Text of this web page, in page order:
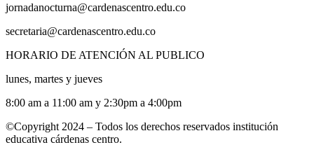
jornadanocturna@cardenascentro.edu.co
secretaria@cardenascentro.edu.co
HORARIO DE ATENCIÓN AL PUBLICO
lunes, martes y jueves
8:00 am a 11:00 am y 2:30pm a 4:00pm
©Copyright 2024 – Todos los derechos reservados institución
educativa cárdenas centro.